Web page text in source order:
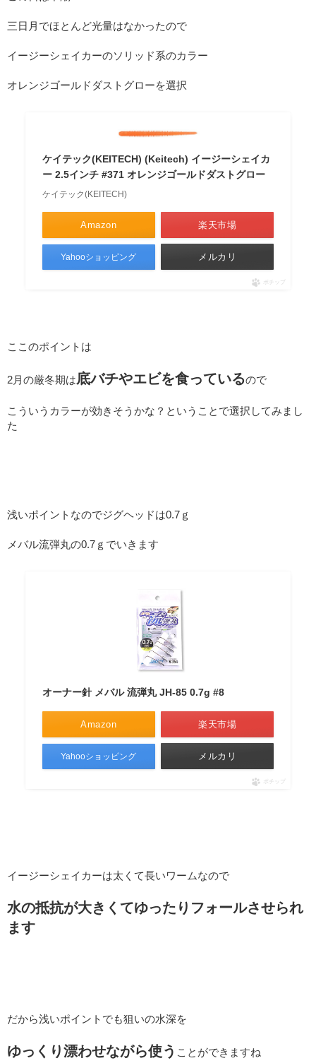
三日月でほとんど光量はなかったので
イージーシェイカーのソリッド系のカラー
オレンジゴールドダストグローを選択
ケイテック(KEITECH) (Keitech) イージーシェイカ
ー 2.5インチ #371 オレンジゴールドダストグロー
ケイテック(KEITECH)
Amazon 楽天市場
Yahooショッピング メルカリ
ポチップ
ここのポイントは
2月の厳冬期は底バチやエビを食っているので
こういうカラーが効きそうかな？ということで選択してみまし
た
浅いポイントなのでジグヘッドは0.7ｇ
メバル流弾丸の0.7ｇでいきます
オーナー針 メバル 流弾丸 JH-85 0.7g #8
Amazon 楽天市場
Yahooショッピング メルカリ
ポチップ
イージーシェイカーは太くて長いワームなので
水の抵抗が大きくてゆったりフォールさせられ
ます
だから浅いポイントでも狙いの水深を
ゆっくり漂わせながら使う ことができますね